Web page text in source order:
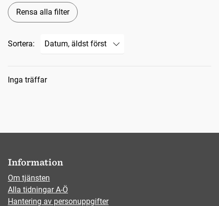
Rensa alla filter
Sortera:
Sökresultat
Inga träffar
Information
Om tjänsten
Alla tidningar A-Ö
Hantering av personuppgifter